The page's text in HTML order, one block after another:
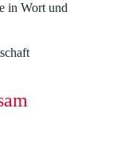
in Wort und